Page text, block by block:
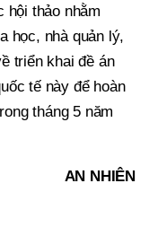
hội thảo nhằm
học, nhà quản lý,
triển khai đề án
tế này để hoàn
tháng 5 năm
AN NHIÊN